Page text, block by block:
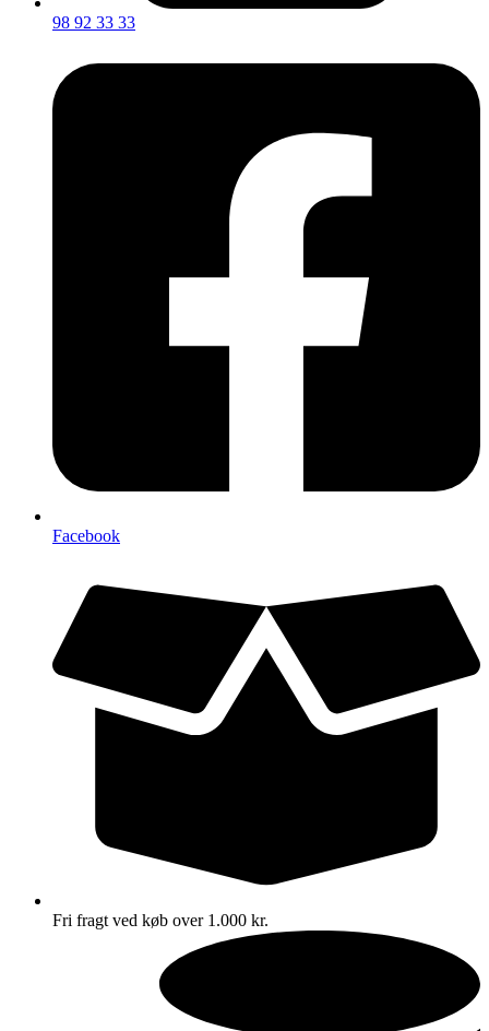
98 92 33 33
Facebook
Fri fragt ved køb over 1.000 kr.